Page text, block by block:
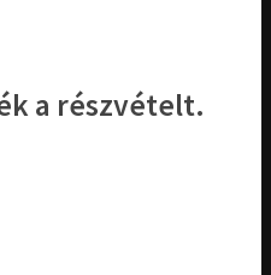
a részvételt.